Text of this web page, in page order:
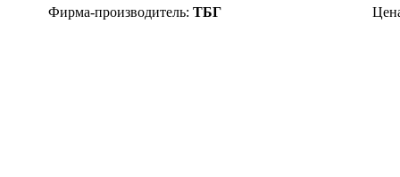
Фирма-производитель: ТБГ